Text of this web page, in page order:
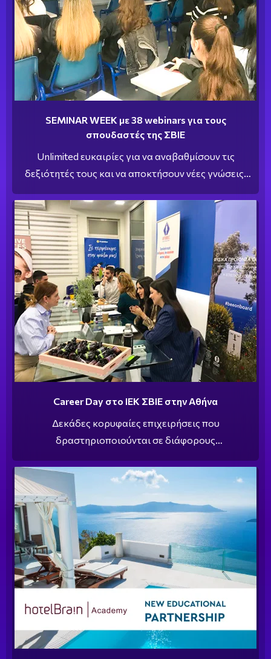
Καλλωπισμός Ζώων Συντροφιάς».
SEMINAR WEEK με 38 webinars για τους
σπουδαστές της ΣΒΙΕ
Unlimited ευκαιρίες για να αναβαθμίσουν τις
δεξιότητές τους και να αποκτήσουν νέες γνώσεις,
ΣΒΙΕ σε Αθήνα και Πάτρα!
Career Day στο ΙΕΚ ΣΒΙΕ στην Αθήνα
Δεκάδες κορυφαίες επιχειρήσεις που
δραστηριοποιούνται σε διάφορους
του ΙΕΚ ΣΒΙΕ στο κέντρο της Αθήνας, για να
αναζητήσουν ανάμεσα στους σπουδαστές του τους
επόμενους συνεργάτες τους στο πλαίσιο ενός
ξεχωριστού Career Day.